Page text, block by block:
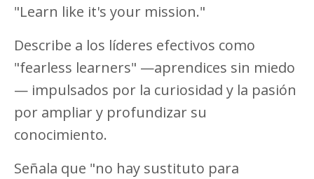
"Learn like it's your mission."
Describe a los líderes efectivos como
"fearless learners" —aprendices sin miedo
— impulsados por la curiosidad y la pasión
por ampliar y profundizar su
conocimiento.
Señala que "no hay sustituto para